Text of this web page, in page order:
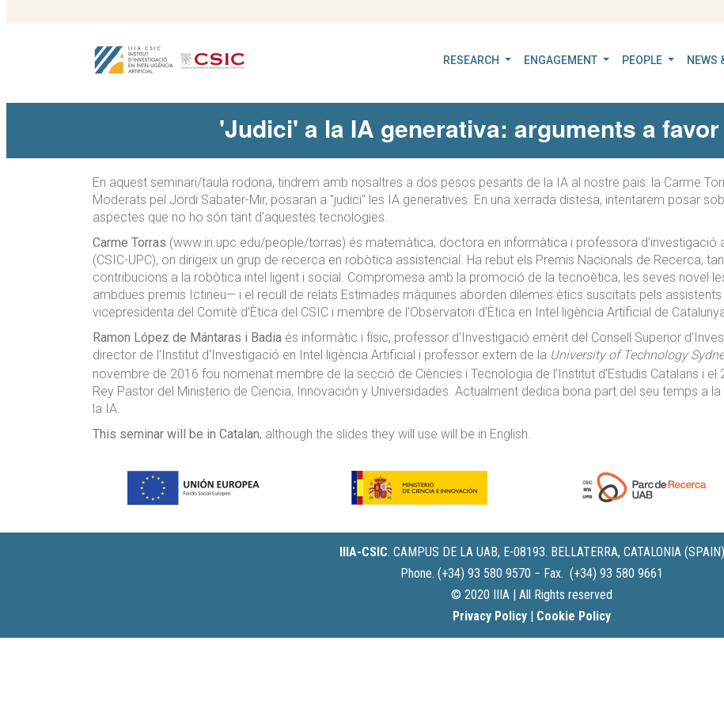
RESEARCH ENGAGEMENT PEOPLE NEWS
'Judici' a la IA generativa: arguments a
En aquest seminari/taula rodona, tindrem amb nosaltres a dos pesos pesants de la IA al nostre païs: la Carme
Moderats pel Jordi Sabater-Mir, posaran a "judici" les IA generatives. En una xerrada distesa, intentarem posar
aspectes que no ho són tant d'aquestes tecnologies.
Carme Torras (www.iri.upc.edu/people/torras) és matemàtica, doctora en informàtica i professora d’investigació
(CSIC-UPC), on dirigeix un grup de recerca en robòtica assistencial. Ha rebut els Premis Nacionals de Recerca,
contribucions a la robòtica intel·ligent i social. Compromesa amb la promoció de la tecnoètica, les seves
ambdues premis Ictineu— i el recull de relats Estimades màquines aborden dilemes ètics suscitats pels
vicepresidenta del Comitè d’Ètica del CSIC i membre de l’Observatori d’Ètica en Intel·ligència Artificial de
Ramon López de Mántaras i Badia és informàtic i físic, professor d'Investigació emèrit del Consell Superior
director de l'Institut d'Investigació en Intel·ligència Artificial i professor extern de la University of Technology
novembre de 2016 fou nomenat membre de la secció de Ciències i Tecnologia de l'Institut d'Estudis Catalans i
Rey Pastor del Ministerio de Ciencia, Innovación y Universidades. Actualment dedica bona part del seu temps a
la IA.
This seminar will be in Catalan, although the slides they will use will be in English.
IIIA-CSIC. CAMPUS DE LA UAB, E-08193. BELLATERRA, CATALONIA (SPAIN)
Phone. (+34) 93 580 9570 − Fax. (+34) 93 580 9661
© 2020 IIIA | All Rights reserved
Privacy Policy | Cookie Policy